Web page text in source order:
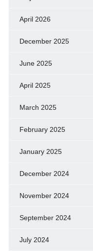
April 2026
December 2025
June 2025
April 2025
March 2025
February 2025
January 2025
December 2024
November 2024
September 2024
July 2024